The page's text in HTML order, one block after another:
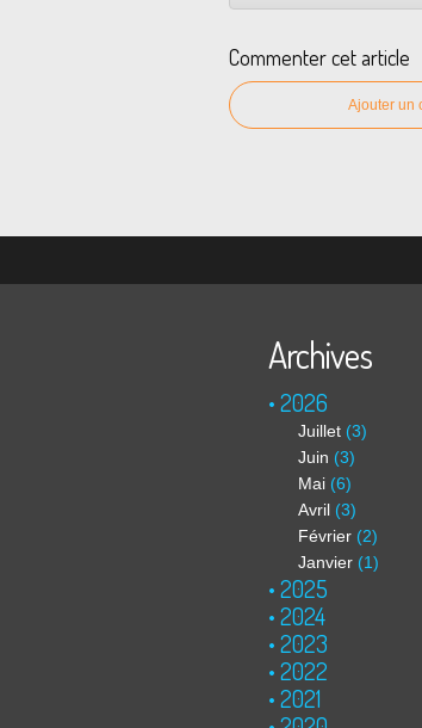
Commenter cet article
Ajouter un
Archives
2026
Juillet (3)
Juin (3)
Mai (6)
Avril (3)
Février (2)
Janvier (1)
2025
2024
2023
2022
2021